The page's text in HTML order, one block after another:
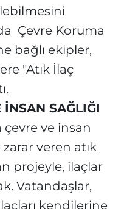
Çevre Koruma
bağlı ekipler,
"Atık İlaç
SAĞLIĞI
çevre ve insan
veren atık
projeyle, ilaçlar
Vatandaşlar,
kendilerine